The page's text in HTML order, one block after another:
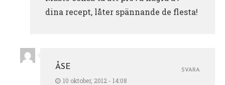
dina recept, låter spännande de flesta!
ÅSE
10 oktober, 2012 - 14:08
SVARA